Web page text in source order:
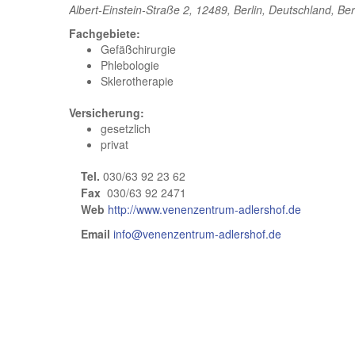
Albert-Einstein-Straße 2, 12489, Berlin, Deutschland,
Fachgebiete:
Gefäßchirurgie
Phlebologie
Sklerotherapie
Versicherung:
gesetzlich
privat
Tel. 030/63 92 23 62
Fax 030/63 92 2471
Web http://www.venenzentrum-adlershof.de
Email info@venenzentrum-adlershof.de